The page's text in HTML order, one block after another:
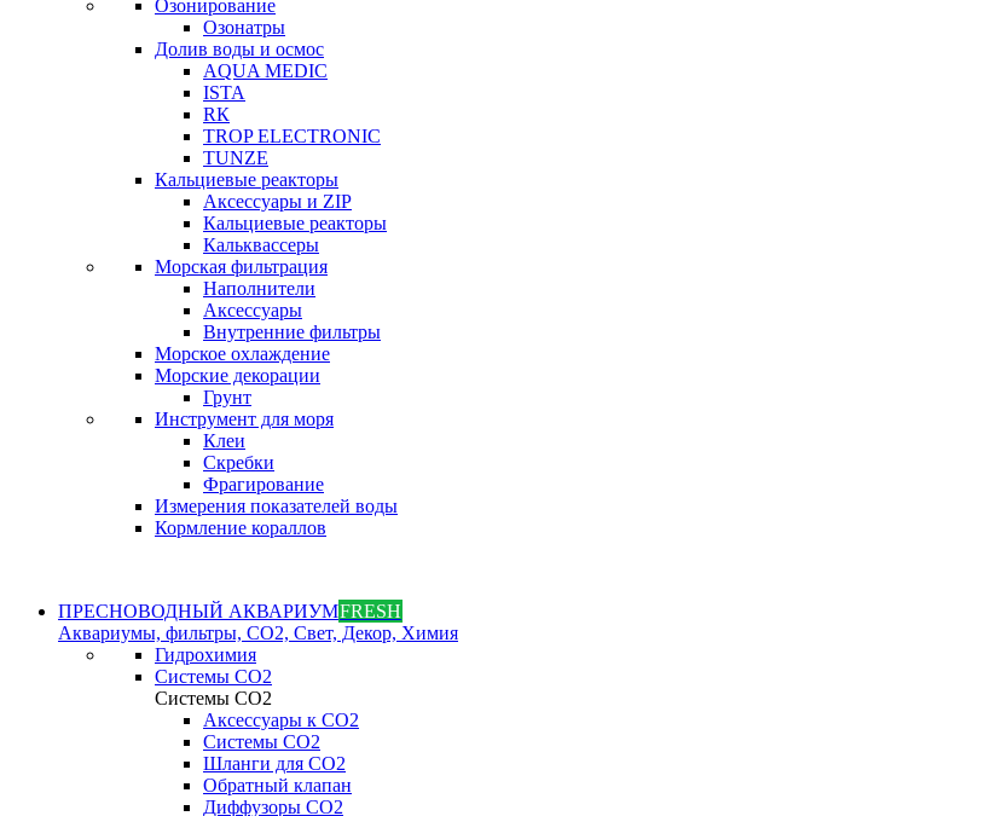
Озонирование
Озонатры
Долив воды и осмос
AQUA MEDIC
ISTA
RК
TROP ELECTRONIC
TUNZE
Кальциевые реакторы
Аксессуары и ZIP
Кальциевые реакторы
Кальквассеры
Морская фильтрация
Наполнители
Аксессуары
Внутренние фильтры
Морское охлаждение
Морские декорации
Грунт
Инструмент для моря
Клеи
Скребки
Фрагирование
Измерения показателей воды
Кормление кораллов
ПРЕСНОВОДНЫЙ АКВАРИУМFRESH
Аквариумы, фильтры, СО2, Свет, Декор, Химия
Гидрохимия
Системы СО2
Системы СО2
Аксессуары к СО2
Системы СО2
Шланги для CO2
Обратный клапан
Диффузоры СO2